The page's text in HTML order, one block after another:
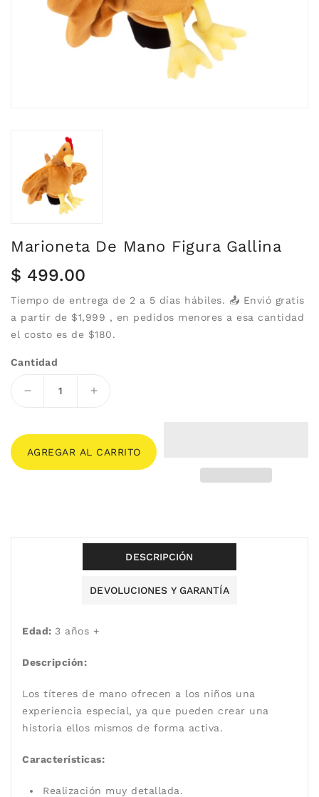
Marioneta De Mano Figura Gallina
Precio
habitual
$ 499.00
Tiempo de entrega de 2 a 5 días hábiles. 📤 Envió gratis
a partir de $1,999 , en pedidos menores a esa cantidad
el costo es de $180.
Cantidad
Reducir
de
mano
Aumentar
Marioneta
de
mano
AGREGAR AL CARRITO
DESCRIPCIÓN
DEVOLUCIONES Y GARANTÍA
Edad: 3 años +
Descripción:
Los títeres de mano ofrecen a los niños una
experiencia especial, ya que pueden crear una
historia ellos mismos de forma activa.
Características:
Realización muy detallada.